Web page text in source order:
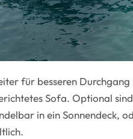
für besseren
Sofa. Optional
in ein Sonnendeck,